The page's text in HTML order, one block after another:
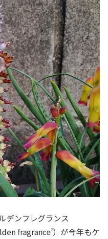
デンフレグランス
fragrance’）が今年もケ